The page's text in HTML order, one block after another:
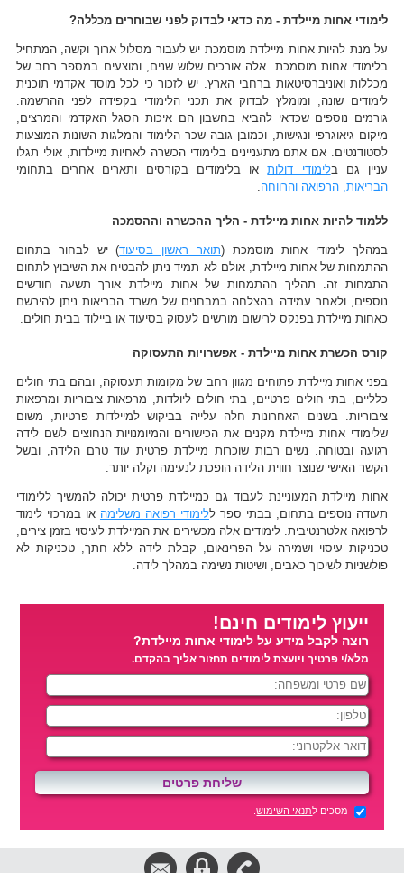
לימודי אחות מיילדת - מה כדאי לבדוק לפני שבוחרים מכללה?
על מנת להיות אחות מיילדת מוסמכת יש לעבור מסלול ארוך וקשה, המתחיל
בלימודי אחות מוסמכת. אלה אורכים שלוש שנים, ומוצעים במספר רחב של
מכללות ואוניברסיטאות ברחבי הארץ. יש לזכור כי לכל מוסד אקדמי תוכנית
לימודים שונה, ומומלץ לבדוק את תכני הלימודי בקפידה לפני ההרשמה.
גורמים נוספים שכדאי להביא בחשבון הם איכות הסגל האקדמי והמרצים,
מיקום גיאוגרפי ונגישות, וכמובן גובה שכר הלימוד והמלגות השונות המוצעות
לסטודנטים. אם אתם מתעניינים בלימודי הכשרה לאחיות מיילדות, אולי תגלו
עניין גם בלימודי דולותאו בלימודים בקורסים ותארים אחרים בתחומי
הבריאות, הרפואה והרווחה
ללמוד להיות אחות מיילדת - הליך ההכשרה וההסמכה
במהלך לימודי אחות מוסמכת (תואר ראשון בסיעוד) יש לבחור בתחום
ההתמחות של אחות מיילדת, אולם לא תמיד ניתן להבטיח את השיבוץ לתחום
התמחות זה. תהליך ההתמחות של אחות מיילדת אורך תשעה חודשים
נוספים, ולאחר עמידה בהצלחה במבחנים של משרד הבריאות ניתן להירשם
כאחות מיילדת בפנקס לרישום מורשים לעסוק בסיעוד או ביילוד בבית חולים.
קורס הכשרת אחות מיילדת - אפשרויות התעסוקה
בפני אחות מיילדת פתוחים מגוון רחב של מקומות תעסוקה, ובהם בתי חולים
כלליים, בתי חולים פרטיים, בתי חולים ליולדות, מרפאות ציבוריות ומרפאות
ציבוריות. בשנים האחרונות חלה עלייה בביקוש למיילדות פרטיות, משום
שלימודי אחות מיילדת מקנים את הכישורים והמיומנויות הנחוצים לשם לידה
רגועה ובטוחה. נשים רבות שוכרות מיילדת פרטית עוד טרם הלידה, ובשל
הקשר האישי שנוצר חווית הלידה הופכת לנעימה וקלה יותר.
אחות מיילדת המעוניינת לעבוד גם כמיילדת פרטית יכולה להמשיך ללימודי
תעודה נוספים בתחום, בבתי ספר ללימודי רפואה משלימה או במרכזי לימוד
לרפואה אלטרנטיבית. לימודים אלה מכשירים את המיילדת לעיסוי בזמן צירים,
טכניקות עיסוי ושמירה על הפרינאום, קבלת לידה ללא חתך, טכניקות לא
פולשניות לשיכוך כאבים, ושיטות נשימה במהלך לידה.
ייעוץ לימודים חינם!
רוצה לקבל מידע על לימודי אחות מיילדת?
מלא/י פרטיך ויועצת לימודים תחזור אליך בהקדם.
מסכים לתנאי השימוש.